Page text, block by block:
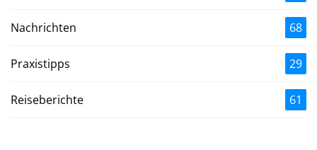
Nachrichten 68
Praxistipps 29
Reiseberichte 61